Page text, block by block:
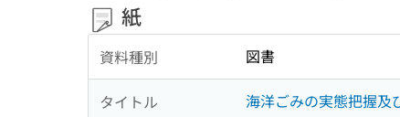
紙
資料種別 図書
タイトル 海洋ごみの実態把握及